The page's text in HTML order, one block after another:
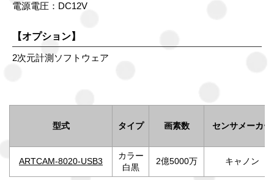
電源電圧：DC12V
【オプション】
2次元計測ソフトウェア
型式 タイプ 画素数 センサメーカー
ARTCAM-8020-USB3
カラー
白黒
2億5000万 キャノン